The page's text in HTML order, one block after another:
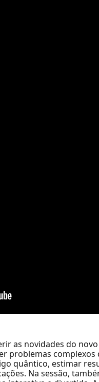
as novidades do
problemas
quântico, estimar
Na sessão,